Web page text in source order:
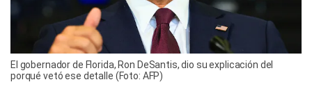
El gobernador de Florida, Ron DeSantis, dio su explicación del
porqué vetó ese detalle (Foto: AFP)